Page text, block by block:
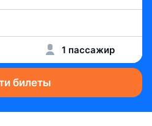
1 пассажир
билеты